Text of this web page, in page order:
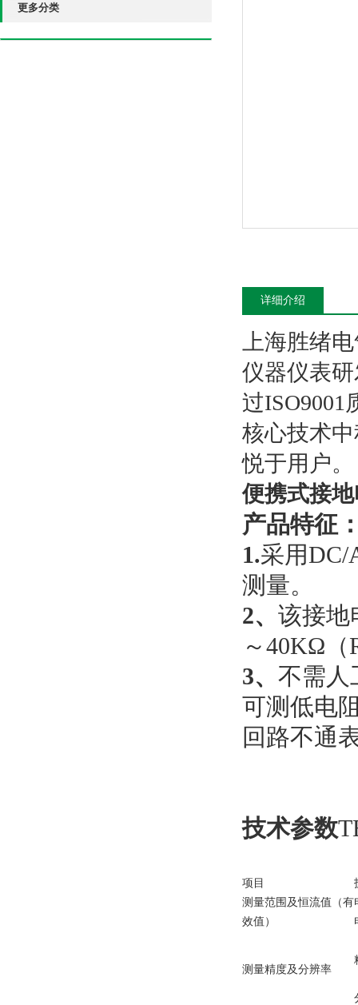
更多分类
详细介绍
上海胜绪
仪器仪表
过
核心技术
悦于用户。
便携式接
产品特征
1.采用DC/
测量。
2、 该接地
～40KΩ（
3、 不需人
可测低电
回路不通
技术参数
项目
测量范围及恒流值（有
效值）
测量精度及分辨率